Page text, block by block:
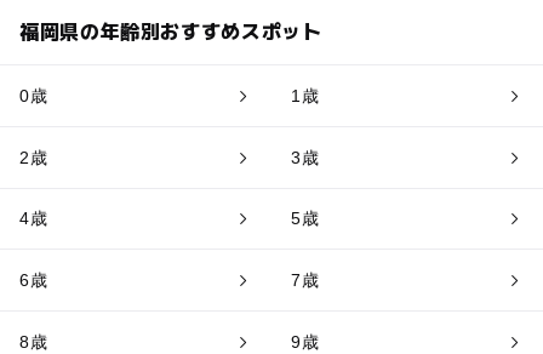
福岡県の年齢別おすすめスポット
0歳 1歳
2歳 3歳
4歳 5歳
6歳 7歳
8歳 9歳